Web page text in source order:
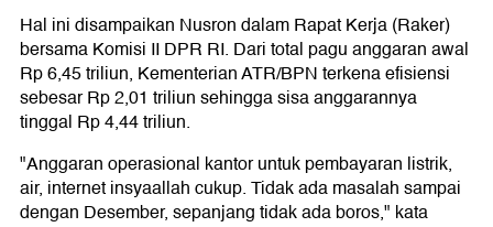
Hal ini disampaikan Nusron dalam Rapat Kerja (Raker)
bersama Komisi II DPR RI. Dari total pagu anggaran awal
Rp 6,45 triliun, Kementerian ATR/BPN terkena efisiensi
sebesar Rp 2,01 triliun sehingga sisa anggarannya
tinggal Rp 4,44 triliun.
"Anggaran operasional kantor untuk pembayaran listrik,
air, internet insyaallah cukup. Tidak ada masalah sampai
dengan Desember, sepanjang tidak ada boros," kata